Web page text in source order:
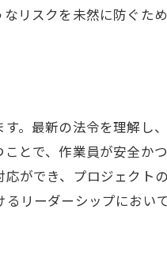
理の法的側面
骨工事の安全強化
めの法令の役割
全策の必要性
の法的基盤
安全意識向上
リスクを未然に防ぐた
。最新の法令を理解し
とで、作業員が安全か
ができ、プロジェクト
リーダーシップにおい